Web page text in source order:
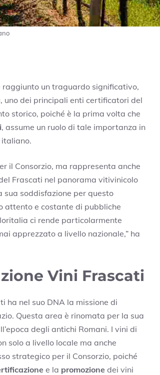
raggiunto un traguardo significativo,
, uno dei principali enti certificatori del
storico, poiché è la prima volta che
, assume un ruolo di tale importanza in
il Consorzio, ma rappresenta anche
Frascati nel panorama vitivinicolo
sua soddisfazione per questo
attento e costante di pubbliche
ci rende particolarmente
apprezzato a livello nazionale,” ha
Vini Frascati
ha nel suo DNA la missione di
Questa area è rinomata per la sua
degli antichi Romani. I vini di
solo a livello locale ma anche
strategico per il Consorzio, poiché
e la promozione dei vini